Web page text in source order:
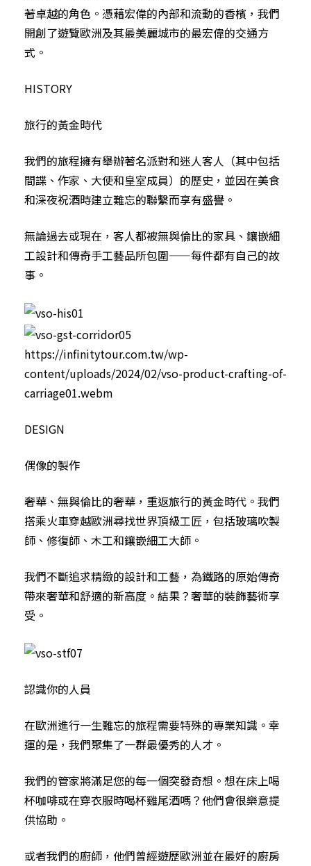
著卓越的角色。憑藉宏偉的內部和流動的香檳，我們
開創了遊覽歐洲及其最美麗城市的最宏偉的交通方
式。
HISTORY
旅行的黃金時代
我們的旅程擁有舉辦著名派對和迷人客人（其中包括
間諜、作家、大使和皇室成員）的歷史，並因在美食
和深夜祝酒時建立難忘的聯繫而享有盛譽。
無論過去或現在，客人都被無與倫比的家具、鑲嵌細
工設計和傳奇手工藝品所包圍——每件都有自己的故
事。
https://infinitytour.com.tw/wp-
content/uploads/2024/02/vso-product-crafting-of-
carriage01.webm
DESIGN
偶像的製作
奢華、無與倫比的奢華，重返旅行的黃金時代。我們
搭乘火車穿越歐洲尋找世界頂級工匠，包括玻璃吹製
師、修復師、木工和鑲嵌細工大師。
我們不斷追求精緻的設計和工藝，為鐵路的原始傳奇
帶來奢華和舒適的新高度。結果？奢華的裝飾藝術享
受。
認識你的人員
在歐洲進行一生難忘的旅程需要特殊的專業知識。幸
運的是，我們聚集了一群最優秀的人才。
我們的管家將滿足您的每一個突發奇想。想在床上喝
杯咖啡或在穿衣服時喝杯雞尾酒嗎？他們會很樂意提
供協助。
或者我們的廚師，他們曾經遊歷歐洲並在最好的廚房